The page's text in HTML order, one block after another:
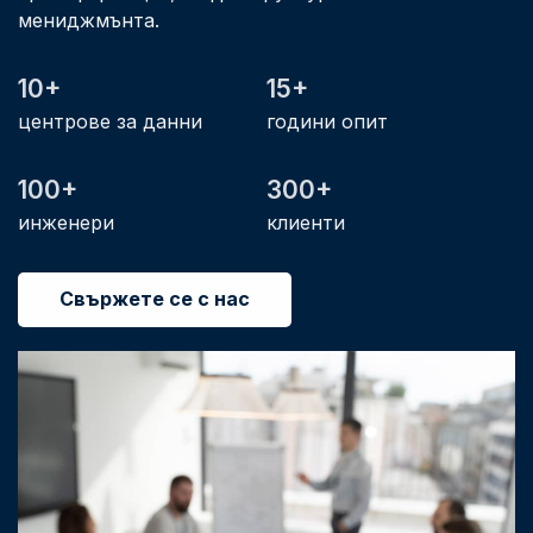
мениджмънта.
10+
центрове за данни
15+
години опит
100+
инженери
300+
клиенти
Свържете се с нас